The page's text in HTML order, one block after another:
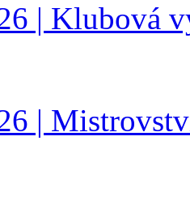
| Klubová
|